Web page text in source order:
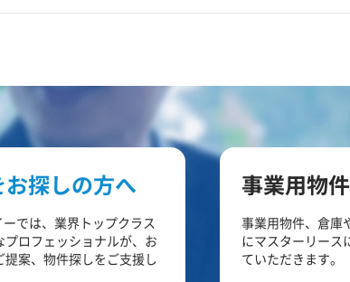
探しの方へ
では、業界トップクラス
ロフェッショナルが、お
案、物件探しをご支援し
事業用物
事業用物件、倉庫
にマスターリース
ていただきます。